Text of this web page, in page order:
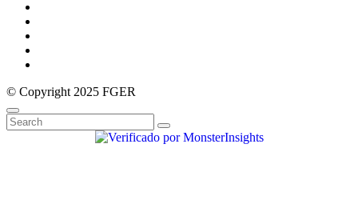
© Copyright 2025 FGER